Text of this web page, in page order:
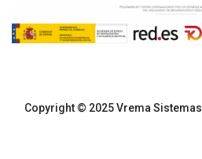
Copyright © 2025 Vrema Sistemas